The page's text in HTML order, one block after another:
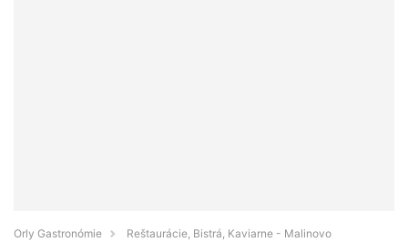
Orly Gastronómie
Reštaurácie, Bistrá, Kaviarne - Malinovo